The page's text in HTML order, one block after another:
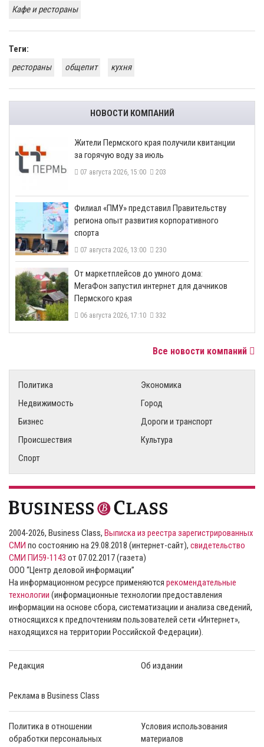
Кафе и рестораны
Теги:
рестораны
общепит кухня
НОВОСТИ КОМПАНИЙ
​Жители Пермского края получили квитанции
за горячую воду за июль
07 августа 2026, 15:00 203
​Филиал «ПМУ» представил Правительству
региона опыт развития корпоративного
спорта
07 августа 2026, 13:00 230
От маркетплейсов до умного дома:
МегаФон запустил интернет для дачников
Пермского края
06 августа 2026, 17:10 332
Все новости компаний
Политика
Экономика
Недвижимость
Город
Бизнес
Дороги и транспорт
Происшествия
Культура
Спорт
2004-2026, Business Class, Выписка из реестра зарегистрированных
СМИ по состоянию на 29.08.2018 (интернет-сайт), свидетельство
СМИ ПИ59-1143 от 07.02.2017 (газета)
ООО “Центр деловой информации”
На информационном ресурсе применяются рекомендательные
технологии (информационные технологии предоставления
информации на основе сбора, систематизации и анализа сведений,
относящихся к предпочтениям пользователей сети «Интернет»,
находящихся на территории Российской Федерации).
Редакция Об издании
Реклама в Business Class
Политика в отношении
обработки персональных
Условия использования
материалов